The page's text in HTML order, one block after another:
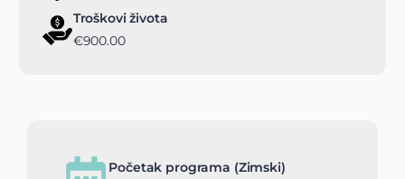
Troškovi života
€900.00
Početak programa (Zimski)